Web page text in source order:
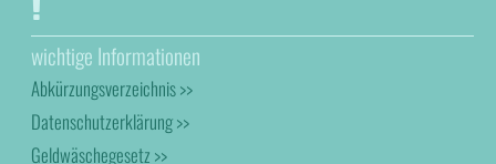
wichtige Informationen
Abkürzungsverzeichnis >>
Datenschutzerklärung >>
Geldwäschegesetz >>